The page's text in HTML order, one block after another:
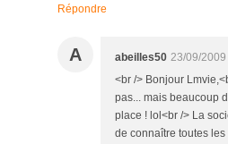
Répondre
A abeilles50 23/09/2009
<br /> Bonjour
pas... mais beaucoup
place ! lol<br /> La
de connaître toutes